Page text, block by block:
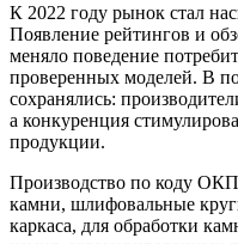
К 2022 году рынок стал
Появление рейтингов и
меняло поведение
проверенных моделей. В
сохранялись:
а конкуренция
продукции.
Производство по коду
камни, шлифовальные
каркаса, для обработки